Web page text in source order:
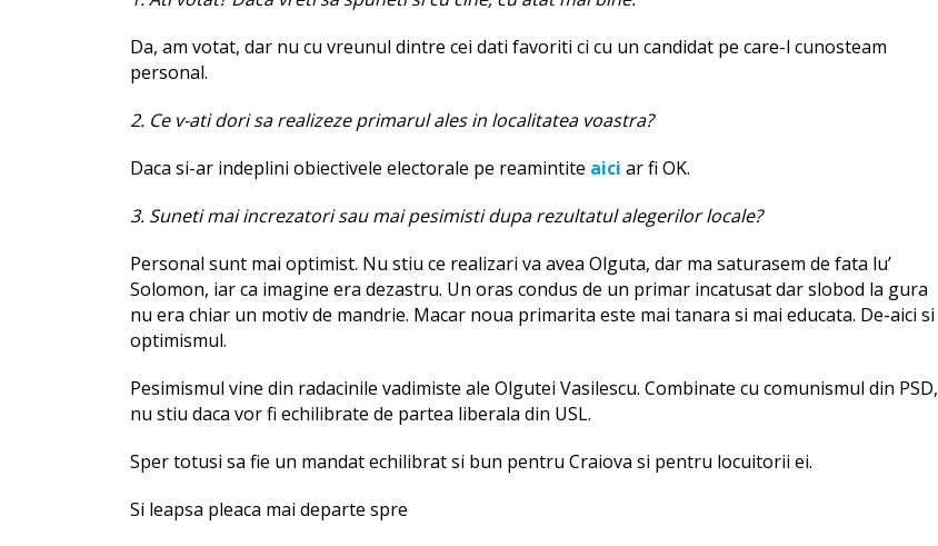
Da, am votat, dar nu cu vreunul dintre cei dati favoriti ci cu un candidat pe care-l cunosteam
personal.
2. Ce v-ati dori sa realizeze primarul ales in localitatea voastra?
Daca si-ar indeplini obiectivele electorale pe reamintite aici ar fi OK.
3. Suneti mai increzatori sau mai pesimisti dupa rezultatul alegerilor locale?
Personal sunt mai optimist. Nu stiu ce realizari va avea Olguta, dar ma saturasem de fata lu’
Solomon, iar ca imagine era dezastru. Un oras condus de un primar incatusat dar slobod la gura
nu era chiar un motiv de mandrie. Macar noua primarita este mai tanara si mai educata. De-aici si
optimismul.
Pesimismul vine din radacinile vadimiste ale Olgutei Vasilescu. Combinate cu comunismul din PSD,
nu stiu daca vor fi echilibrate de partea liberala din USL.
Sper totusi sa fie un mandat echilibrat si bun pentru Craiova si pentru locuitorii ei.
Si leapsa pleaca mai departe spre